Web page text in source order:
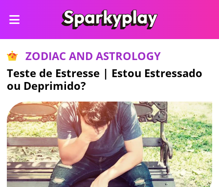
ZODIAC AND ASTROLOGY
Teste de Estresse | Estou Estressado
ou Deprimido?